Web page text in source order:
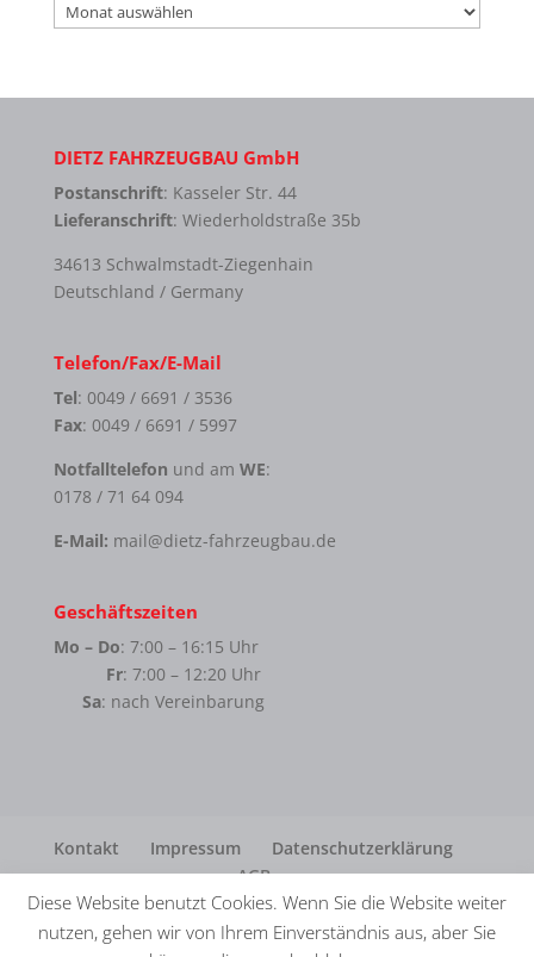
Archiv
DIETZ FAHRZEUGBAU GmbH
Postanschrift: Kasseler Str. 44
Lieferanschrift: Wiederholdstraße 35b
34613 Schwalmstadt-Ziegenhain
Deutschland / Germany
Telefon/Fax/E-Mail
Tel: 0049 / 6691 / 3536
Fax: 0049 / 6691 / 5997
Notfalltelefon und am WE:
0178 / 71 64 094
E-Mail: mail@dietz-fahrzeugbau.de
Geschäftszeiten
Mo – Do: 7:00 – 16:15 Uhr
Fr: 7:00 – 12:20 Uhr
Sa: nach Vereinbarung
Kontakt Impressum
Datenschutzerklärung
AGB
Diese Website benutzt Cookies. Wenn Sie die Website weiter
nutzen, gehen wir von Ihrem Einverständnis aus, aber Sie